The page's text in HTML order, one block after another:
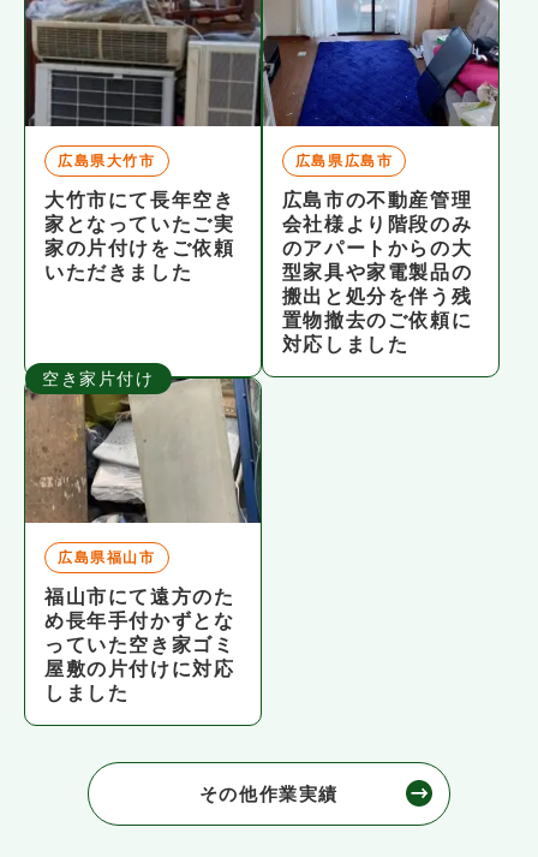
広島県大竹市
大竹市にて長年空き
家となっていたご実
家の片付けをご依頼
いただきました
広島県広島市
広島市の不動産管理
会社様より階段のみ
のアパートからの大
型家具や家電製品の
搬出と処分を伴う残
置物撤去のご依頼に
対応しました
空き家片付け
広島県福山市
福山市にて遠方のた
め長年手付かずとな
っていた空き家ゴミ
屋敷の片付けに対応
しました
その他作業実績